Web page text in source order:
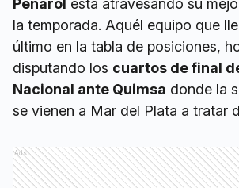
Peñarol está atravesando su
la temporada. Aquél equipo que
último en la tabla de posiciones,
disputando los cuartos de final
Nacional ante Quimsa donde la
se vienen a Mar del Plata a tratar
Ads